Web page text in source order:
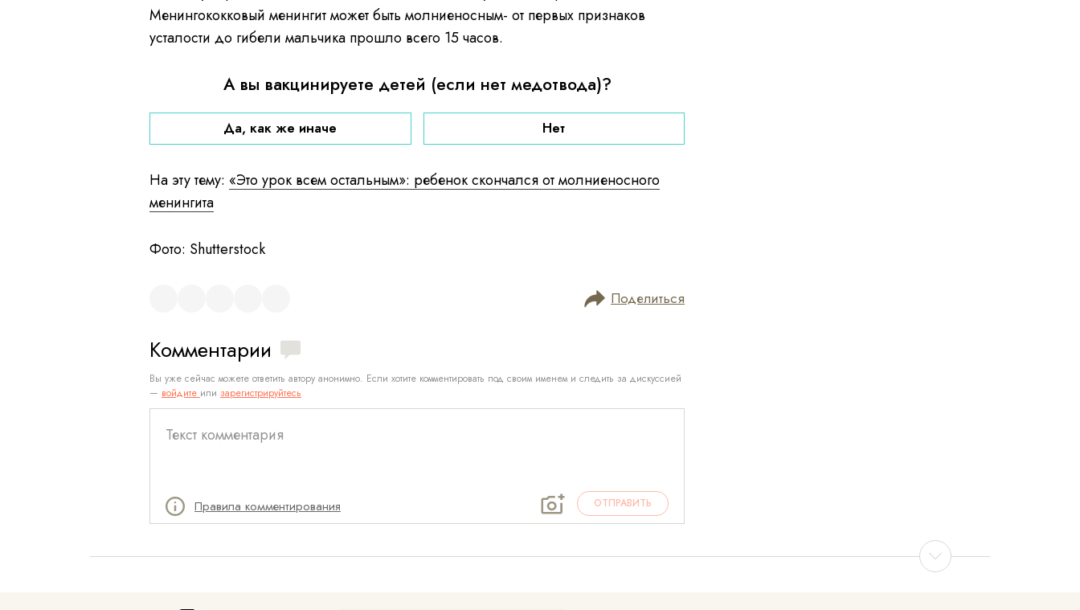
Менингококковый менингит может быть молниеносным- от первых признаков
усталости до гибели мальчика прошло всего 15 часов.
А вы вакцинируете детей (если нет медотвода)?
Да, как же иначе Нет
На эту тему: «Это урок всем остальным»: ребенок скончался от молниеносного
менингита
Фото: Shutterstock
Поделиться
Комментарии
Вы уже сейчас можете ответить автору анонимно. Если хотите комментировать под своим именем и следить за дискуссией
— войдите или зарегистрируйтесь
Правила комментирования ОТПРАВИТЬ